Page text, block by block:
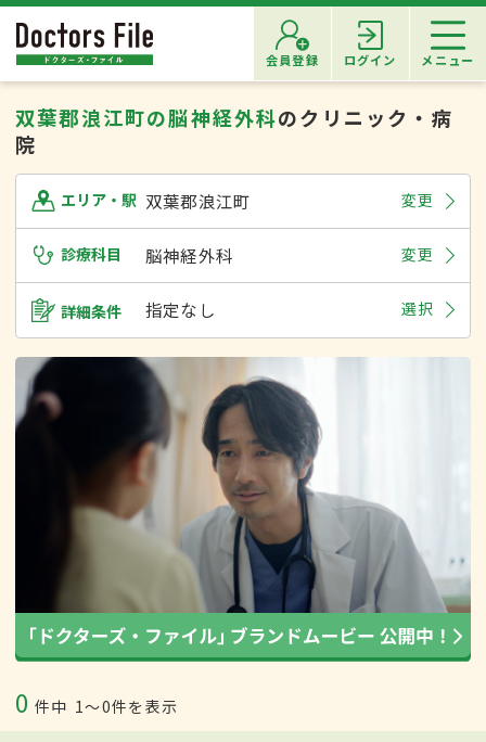
会員登録 ログイン メニュー
双葉郡浪江町の脳神経外科のクリニック・病
院
エリア・駅 双葉郡浪江町 変更
診療科目 脳神経外科 変更
詳細条件 指定なし 選択
0 件中 1〜0件を表示